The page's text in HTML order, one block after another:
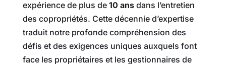
expérience de plus de 10 ansdans l’entretien
des copropriétés. Cette décennie d’expertise
traduit notre profonde compréhension des
défis et des exigences uniques auxquels font
face les propriétaires et les gestionnaires de